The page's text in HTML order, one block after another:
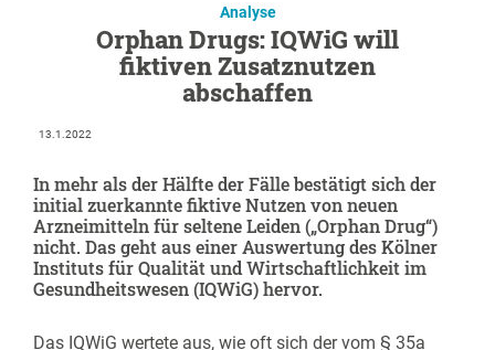
Analyse
Orphan Drugs: IQWiG will
fiktiven Zusatznutzen
abschaffen
13.1.2022
In mehr als der Hälfte der Fälle bestätigt sich der
initial zuerkannte fiktive Nutzen von neuen
Arzneimitteln für seltene Leiden („Orphan Drug“)
nicht. Das geht aus einer Auswertung des Kölner
Instituts für Qualität und Wirtschaftlichkeit im
Gesundheitswesen (IQWiG) hervor.
Das IQWiG wertete aus, wie oft sich der vom § 35a